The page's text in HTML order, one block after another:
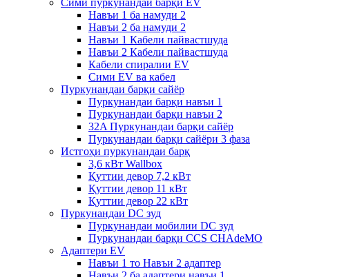
Сими пуркунандаи барқи EV
Навъи 1 ба намуди 2
Навъи 2 ба намуди 2
Навъи 1 Кабели пайвастшуда
Навъи 2 Кабели пайвастшуда
Кабели спиралии EV
Сими EV ва кабел
Пуркунандаи барқи сайёр
Пуркунандаи барқи навъи 1
Пуркунандаи барқи навъи 2
32A Пуркунандаи барқи сайёр
Пуркунандаи барқи сайёри 3 фаза
Истгоҳи пуркунандаи барқ
3,6 кВт Wallbox
Қуттии девор 7,2 кВт
Қуттии девор 11 кВт
Қуттии девор 22 кВт
Пуркунандаи DC зуд
Пуркунандаи мобилии DC зуд
Пуркунандаи барқи CCS CHAdeMO
Адаптери EV
Навъи 1 то Навъи 2 адаптер